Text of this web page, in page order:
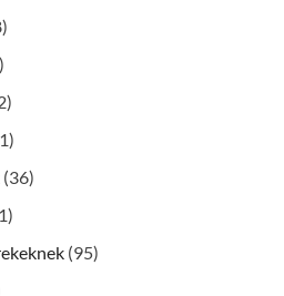
(36)
(95)